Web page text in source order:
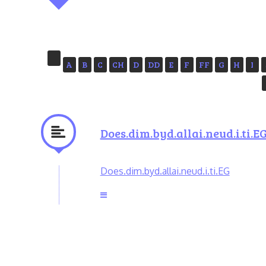
A B C CH D DD E F FF G H I
Does.dim.byd.allai.neud.i.ti.EG